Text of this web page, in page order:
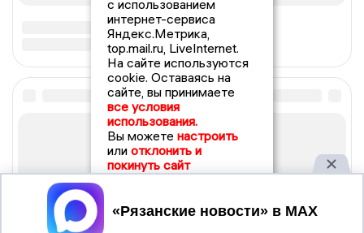
с использованием
интернет-сервиса
Яндекс.Метрика,
top.mail.ru, LiveInternet.
На сайте используются
cookie. Оставаясь на
сайте, вы принимаете
все условия
использования.
Вы можете настроить
или отклонить и
покинуть сайт
Принять